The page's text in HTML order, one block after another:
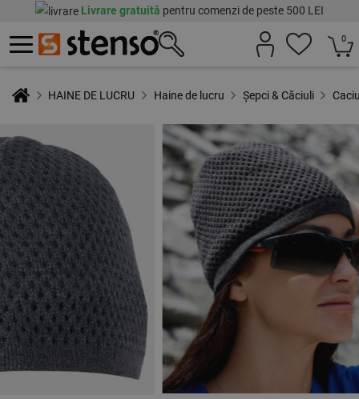
Livrare gratuită pentru comenzi de peste 500 LEI
0
HAINE DE LUCRU Haine de lucru Șepci & Căciuli